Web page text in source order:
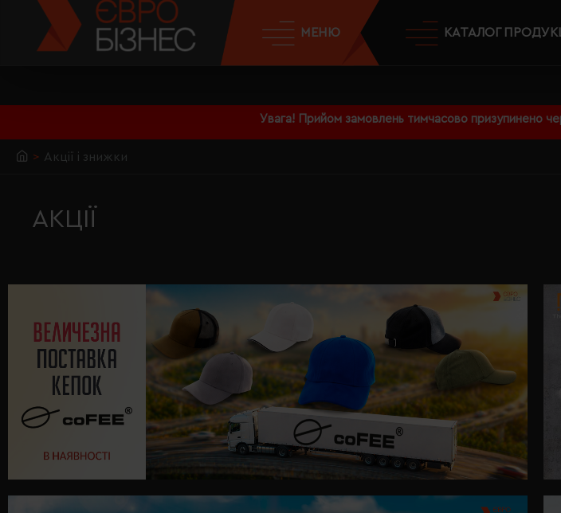
Увага! Прийом замовлень тимчасово призупинено
МЕНЮ КАТАЛОГ
Акції і знижки
АКЦІЇ